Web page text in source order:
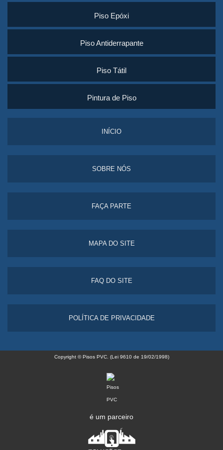
Piso Epóxi
Piso Antiderrapante
Piso Tátil
Pintura de Piso
INÍCIO
SOBRE NÓS
FAÇA PARTE
MAPA DO SITE
FAQ DO SITE
POLÍTICA DE PRIVACIDADE
Copyright © Pisos PVC. (Lei 9610 de 19/02/1998)
é um parceiro